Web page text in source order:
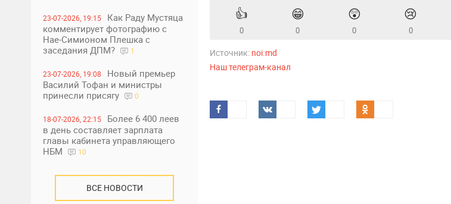
23-07-2026, 19:15
Как Раду Мустяца
комментирует фотографию с
Нае-Симионом Плешка с
заседания ДПМ?
1
23-07-2026, 19:08
Новый премьер
Василий Тофан и министры
принесли присягу
0
18-07-2026, 22:15
Более 6 400 леев
в день составляет зарплата
главы кабинета управляющего
НБМ
10
ВСЕ НОВОСТИ
👍
0
😁
0
😲
0
😢
0
Источник: noi.md
Наш телеграм-канал